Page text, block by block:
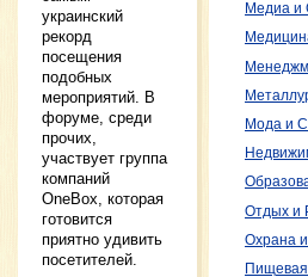
украинский
рекорд
посещения
подобных
мероприятий. В
форуме, среди
прочих,
участвует группа
компаний
OneBox, которая
готовится
приятно удивить
посетителей.
Медиа и
Мода и
Отдых и
Охрана